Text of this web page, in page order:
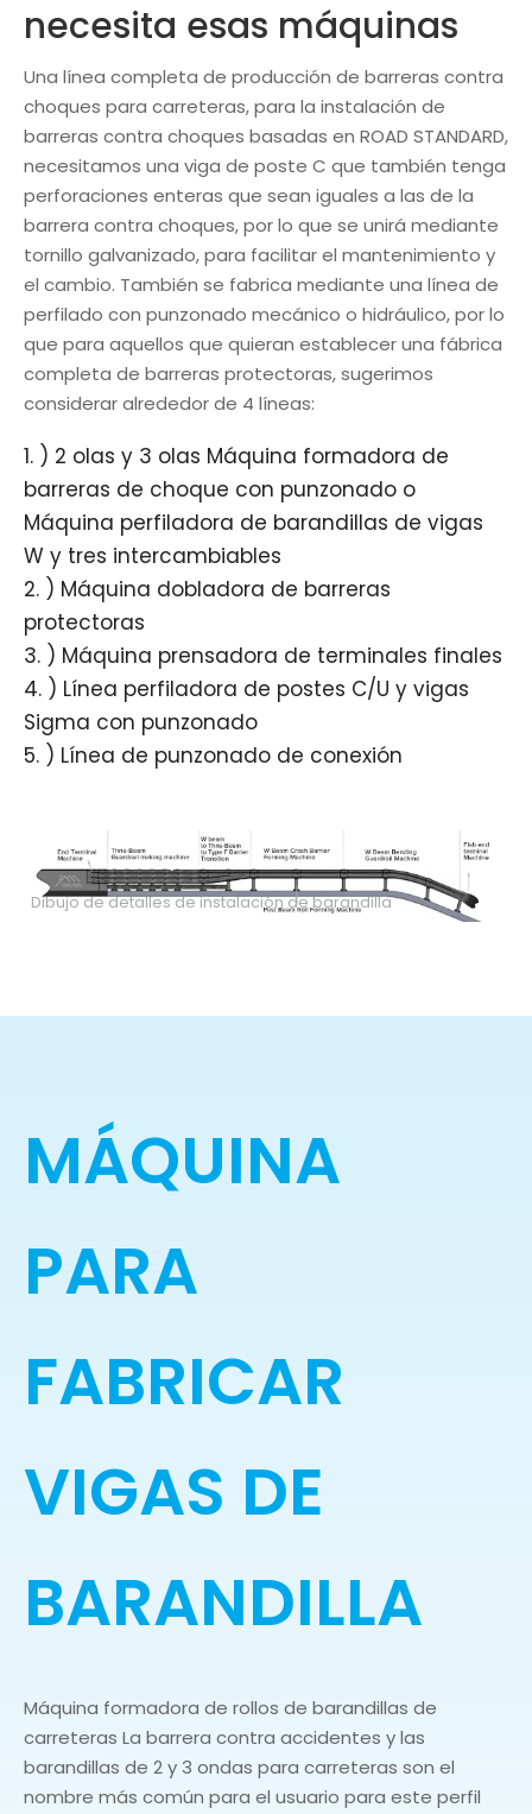
necesita esas máquinas
Una línea completa de producción de barreras contra
choques para carreteras, para la instalación de
barreras contra choques basadas en ROAD STANDARD,
necesitamos una viga de poste C que también tenga
perforaciones enteras que sean iguales a las de la
barrera contra choques, por lo que se unirá mediante
tornillo galvanizado, para facilitar el mantenimiento y
el cambio. También se fabrica mediante una línea de
perfilado con punzonado mecánico o hidráulico, por lo
que para aquellos que quieran establecer una fábrica
completa de barreras protectoras, sugerimos
considerar alrededor de 4 líneas:
) 2 olas y 3 olas Máquina formadora de
barreras de choque con punzonado o
Máquina perfiladora de barandillas de vigas
W y tres intercambiables
) Máquina dobladora de barreras
protectoras
) Máquina prensadora de terminales finales
) Línea perfiladora de postes C/U y vigas
Sigma con punzonado
) Línea de punzonado de conexión
Dibujo de detalles de instalación de barandilla
MÁQUINA
PARA
FABRICAR
VIGAS DE
BARANDILLA
Máquina formadora de rollos de barandillas de
carreteras La barrera contra accidentes y las
barandillas de 2 y 3 ondas para carreteras son el
nombre más común para el usuario para este perfil